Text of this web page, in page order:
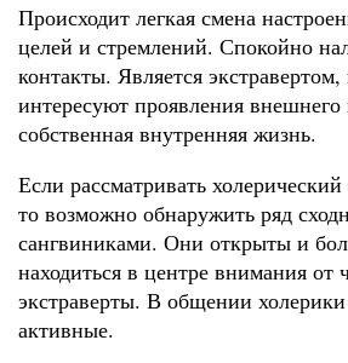
Происходит легкая смена
целей и стремлений. Спокойно
контакты. Является
интересуют проявления
собственная внутренняя жизнь.
Если рассматривать
то возможно обнаружить ряд
сангвиниками. Они открыты и
находиться в центре внимания от
экстраверты. В общении
активные.